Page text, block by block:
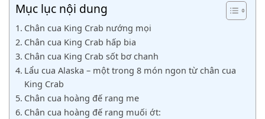
Mục lục nội dung
Chân cua King Crab nướng mọi
Chân cua King Crab hấp bia
Chân cua King Crab sốt bơ chanh
Lẩu cua Alaska – một trong 8 món ngon từ chân cua
King Crab
Chân cua hoàng đế rang me
Chân cua hoàng đế rang muối ớt: